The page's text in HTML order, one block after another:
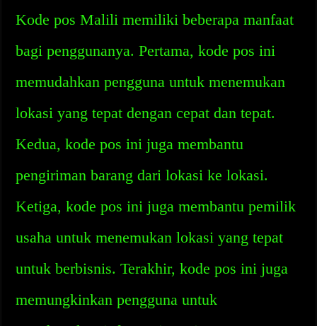
Kode pos Malili memiliki beberapa manfaat
bagi penggunanya. Pertama, kode pos ini
memudahkan pengguna untuk menemukan
lokasi yang tepat dengan cepat dan tepat.
Kedua, kode pos ini juga membantu
pengiriman barang dari lokasi ke lokasi.
Ketiga, kode pos ini juga membantu pemilik
usaha untuk menemukan lokasi yang tepat
untuk berbisnis. Terakhir, kode pos ini juga
memungkinkan pengguna untuk